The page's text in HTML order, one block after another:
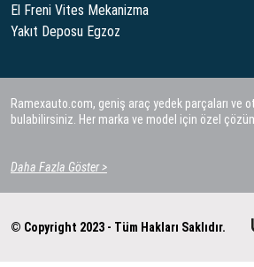
El Freni Vites Mekanizma
Yakıt Deposu Egzoz
Ramexauto.com, geniş araç yedek parçaları ve
bulabilirsiniz. Her marka ve model için özel
Daha Fazla Göster >
© Copyright 2023 - Tüm Hakları Saklıdır.